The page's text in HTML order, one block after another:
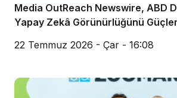
Media OutReach Newswire, ABD
Yapay Zekâ Görünürlüğünü
22 Temmuz 2026 - Çar - 16:08